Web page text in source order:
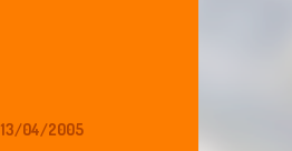
13/04/2005